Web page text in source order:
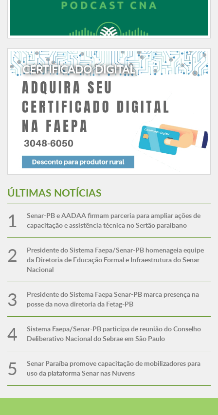
CERTIFICADO DIGITAL
ÚLTIMAS NOTÍCIAS
Senar-PB e AADAA firmam parceria para ampliar ações de
capacitação e assistência técnica no Sertão paraibano
Presidente do Sistema Faepa/Senar-PB homenageia equipe
da Diretoria de Educação Formal e Infraestrutura do Senar
Nacional
Presidente do Sistema Faepa Senar-PB marca presença na
posse da nova diretoria da Fetag-PB
Sistema Faepa/Senar-PB participa de reunião do Conselho
Deliberativo Nacional do Sebrae em São Paulo
Senar Paraíba promove capacitação de mobilizadores para
uso da plataforma Senar nas Nuvens